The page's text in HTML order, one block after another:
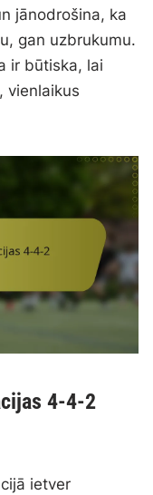
jānodrošina, ka
gan uzbrukumu.
ir būtiska, lai
vienlaikus
4-4-2
ietver